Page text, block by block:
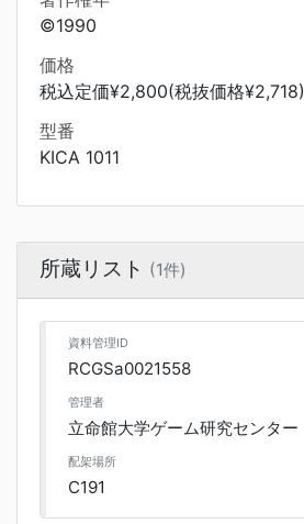
©1990
価格
税込定価¥2,800(税抜価格¥2,718)
型番
KICA 1011
所蔵リスト (1件)
資料管理ID
RCGSa0021558
管理者
立命館大学ゲーム研究センター
配架場所
C191